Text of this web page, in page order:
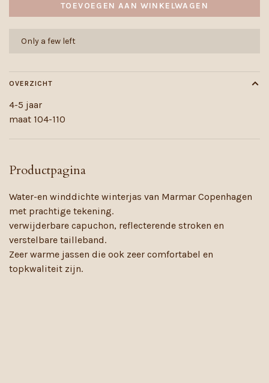
TOEVOEGEN AAN WINKELWAGEN
Only a few left
OVERZICHT
4-5 jaar
maat 104-110
Productpagina
Water-en winddichte winterjas van Marmar Copenhagen
met prachtige tekening.
verwijderbare capuchon, reflecterende stroken en
verstelbare tailleband.
Zeer warme jassen die ook zeer comfortabel en
topkwaliteit zijn.